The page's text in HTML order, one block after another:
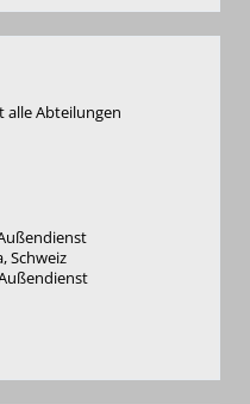
alle Abteilungen
Schweiz